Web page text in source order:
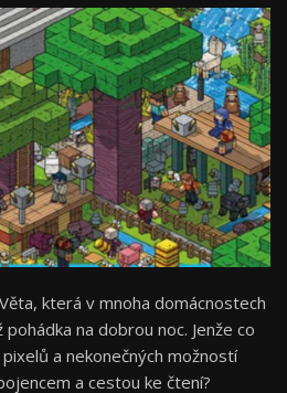
která v mnoha domácnostech
na dobrou noc. Jenže co
a nekonečných možností
a cestou ke čtení?